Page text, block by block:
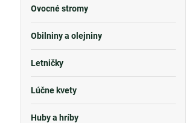
Ovocné stromy
Obilniny a olejniny
Letničky
Lúčne kvety
Huby a hríby